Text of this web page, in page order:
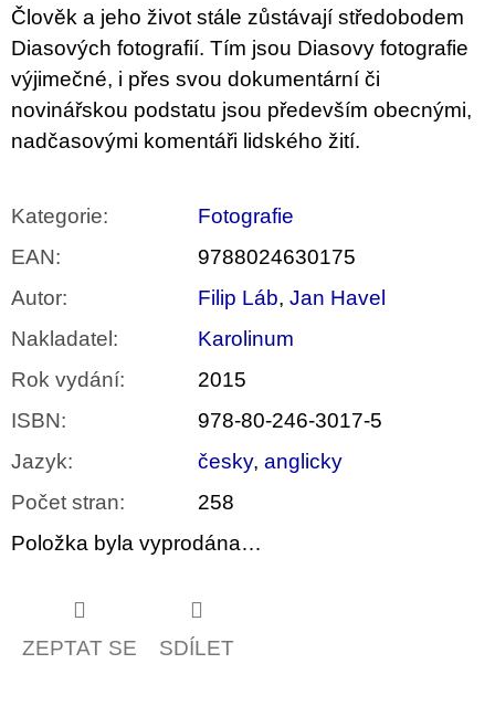
Člověk a jeho život stále zůstávají středobodem
Diasových fotografií. Tím jsou Diasovy fotografie
výjimečné, i přes svou dokumentární či
novinářskou podstatu jsou především obecnými,
nadčasovými komentáři lidského žití.
Kategorie:
Fotografie
EAN:
9788024630175
Autor: Filip Láb, Jan Havel
Nakladatel :
Karolinum
Rok vydání:
2015
ISBN:
978-80-246-3017-5
Jazyk: česky, anglicky
Počet stran:
258
Položka byla vyprodána…
ZEPTAT SE SDÍLET